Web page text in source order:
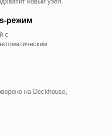
режим
с
на Deckhouse,